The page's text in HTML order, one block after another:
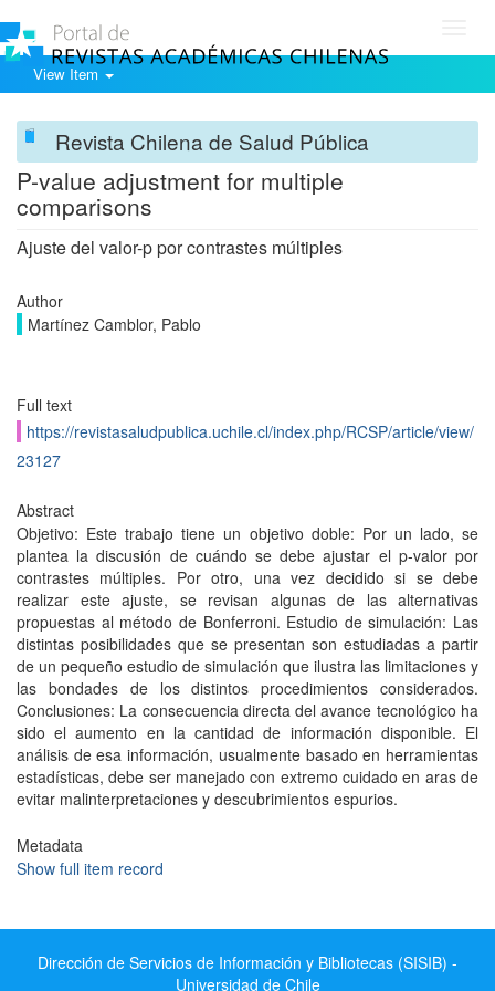
View Item
Revista Chilena de Salud Pública
P-value adjustment for multiple
comparisons
Ajuste del valor-p por contrastes múltiples
Author
Martínez Camblor, Pablo
Full text
https://revistasaludpublica.uchile.cl/index.php/RCSP/article/view/
23127
Abstract
Objetivo: Este trabajo tiene un objetivo doble: Por un lado, se
plantea la discusión de cuándo se debe ajustar el p-valor por
contrastes múltiples. Por otro, una vez decidido si se debe
realizar este ajuste, se revisan algunas de las alternativas
propuestas al método de Bonferroni. Estudio de simulación: Las
distintas posibilidades que se presentan son estudiadas a partir
de un pequeño estudio de simulación que ilustra las limitaciones y
las bondades de los distintos procedimientos considerados.
Conclusiones: La consecuencia directa del avance tecnológico ha
sido el aumento en la cantidad de información disponible. El
análisis de esa información, usualmente basado en herramientas
estadísticas, debe ser manejado con extremo cuidado en aras de
evitar malinterpretaciones y descubrimientos espurios.
Metadata
Show full item record
Dirección de Servicios de Información y Bibliotecas (SISIB) -
Universidad de Chile